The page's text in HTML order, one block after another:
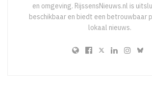
en omgeving. RijssensNieuws.nl is
beschikbaar en biedt een betrouwbaar
lokaal nieuws.